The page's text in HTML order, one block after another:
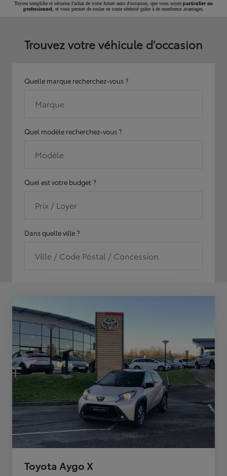
Toyota simplifie et sécurise l'achat de votre future auto d'occasion, que vous soyez particulier ou
professionnel , et vous permet de rouler en toute sérénité grâce à de nombreux avantages.
Trouvez votre véhicule d'occasion
Quelle marque recherchez-vous ?
Marque
Quel modèle recherchez-vous ?
Modèle
Quel est votre budget ?
Prix / Loyer
Dans quelle ville ?
Ville / Code Postal / Concession
Toyota Aygo X